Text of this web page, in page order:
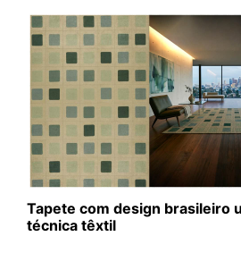
Tapete com design brasileiro
técnica têxtil